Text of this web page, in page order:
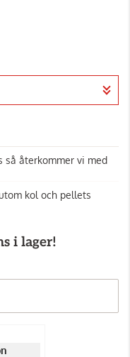
så återkommer vi med
kol och pellets
i lager!